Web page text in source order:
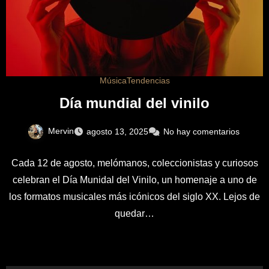
MúsicaTendencias
Día mundial del vinilo
Mervin agosto 13, 2025 No hay comentarios
Cada 12 de agosto, melómanos, coleccionistas y curiosos
celebran el Día Munidal del Vinilo, un homenaje a uno de
los formatos musicales más icónicos del siglo XX. Lejos de
quedar…